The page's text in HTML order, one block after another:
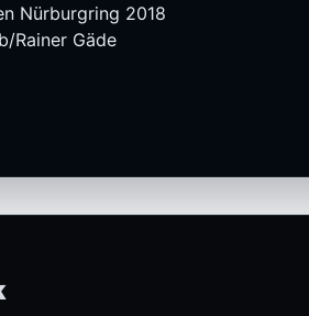
Nürburgring 2018
Rainer Gäde